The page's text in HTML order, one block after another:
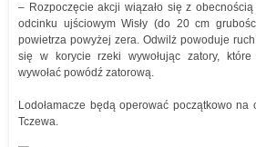
– Rozpoczęcie akcji wiązało się z
odcinku ujściowym Wisły (do 20 cm
powietrza powyżej zera. Odwilż powoduje
się w korycie rzeki wywołując zatory, które
wywołać powódź zatorową.
Lodołamacze będą operować początkowo na
Tczewa.